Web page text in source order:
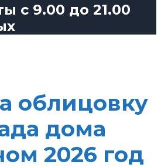
с 9.00 до 21.00
облицовку
дома
2026 год